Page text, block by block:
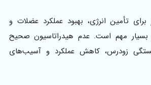
تأمین انرژی، بهبود عملکرد عضلات و
بسیار مهم است. عدم هیدراتاسیون صحیح
زودرس، کاهش عملکرد و آسیب‌های